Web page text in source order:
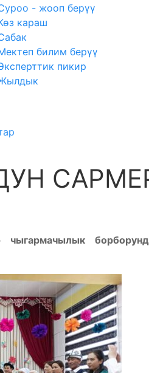
- жооп берүү
караш
билим берүү
пикир